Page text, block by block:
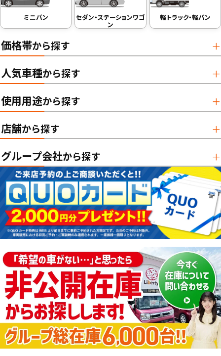
ミニバン セダン・ステーションワゴ
ン
軽トラック・軽バン
価格帯から探す
人気車種から探す
使用用途から探す
店舗から探す
グループ会社から探す